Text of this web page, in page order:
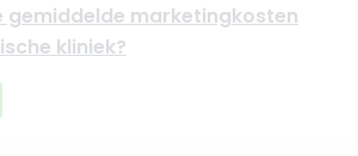
gemiddelde marketingkosten
kliniek?